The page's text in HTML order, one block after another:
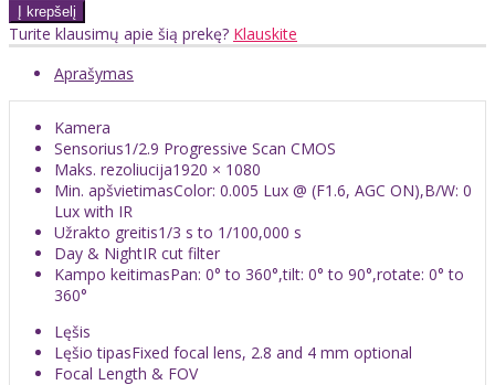
Turite klausimų apie šią prekę? Klauskite
Aprašymas
Kamera
Sensorius1/2.9 Progressive Scan CMOS
Maks. rezoliucija1920 × 1080
Min. apšvietimasColor: 0.005 Lux @ (F1.6, AGC ON),B/W: 0
Lux with IR
Užrakto greitis1/3 s to 1/100,000 s
Day & NightIR cut filter
Kampo keitimasPan: 0° to 360°,tilt: 0° to 90°,rotate: 0° to
360°
Lęšis
Lęšio tipasFixed focal lens, 2.8 and 4 mm optional
Focal Length & FOV